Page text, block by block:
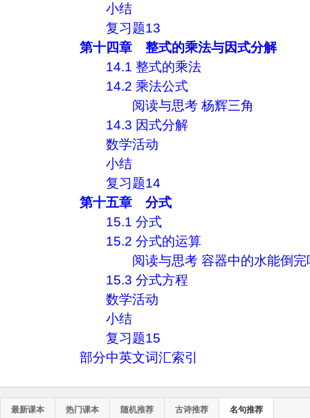
小结
复习题13
第十四章 整式的乘法与因式分解
14.1 整式的乘法
14.2 乘法公式
阅读与思考 杨辉三角
14.3 因式分解
数学活动
小结
复习题14
第十五章 分式
15.1 分式
15.2 分式的运算
阅读与思考 容器中的水能倒完
15.3 分式方程
数学活动
小结
复习题15
部分中英文词汇索引
最新课本 热门课本 随机推荐 古诗推荐 名句推荐